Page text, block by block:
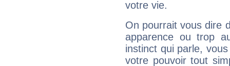
votre vie.
On pourrait vous dire
apparence ou trop
instinct qui parle,
votre pouvoir tout